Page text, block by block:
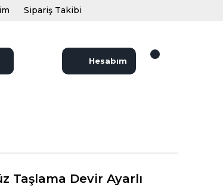
Sipariş Takibi
Hesabım
Taşlama Devir Ayarlı